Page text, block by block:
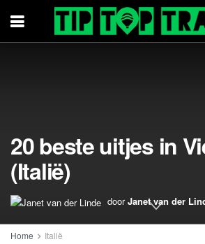
20 beste uitjes in
(Italië)
door Janet van der
Home Italië